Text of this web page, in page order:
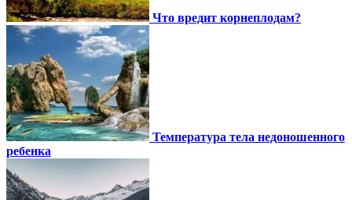
Что вредит корнеплодам?
Температура тела недоношенного
ребенка